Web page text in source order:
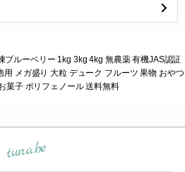
ブルーベリー 1kg 3kg 4kg 無農薬 有機JAS認証
用 メガ盛り 大粒 デューク フルーツ 果物 おやつ
菓子 ポリフェノール 送料無料
tuna.be